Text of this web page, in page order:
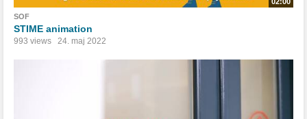
SOF
STIME animation
993 views 24. maj 2022